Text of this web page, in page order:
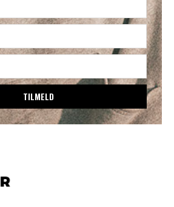
TILMELD